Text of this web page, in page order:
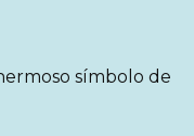
símbolo de